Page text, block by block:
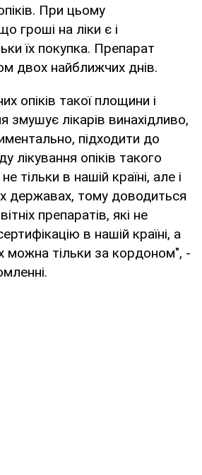
При цьому
гроші на ліки є і
їх покупка. Препарат
двох найближчих днів.
опіків такої площини і
змушує лікарів винахідливо,
підходити до
лікування опіків такого
тільки в нашій країні, але і
державах, тому доводиться
препаратів, які не
в нашій країні, а
можна тільки за кордоном", -